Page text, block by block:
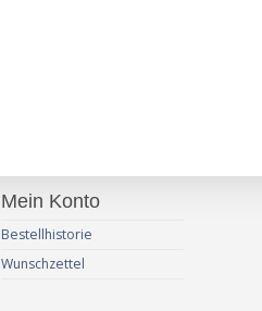
Mein Konto
Bestellhistorie
Wunschzettel